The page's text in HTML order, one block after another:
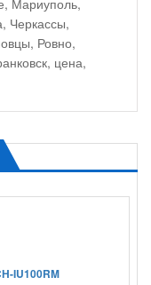
Мариуполь,
Черкассы,
Ровно,
цена,
IU100RM